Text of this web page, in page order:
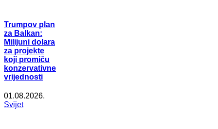
Trumpov plan
za Balkan:
Milijuni dolara
za projekte
koji promiču
konzervativne
vrijednosti
01.08.2026.
Svijet